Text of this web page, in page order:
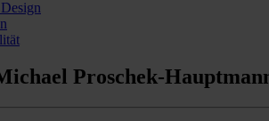
Proschek-